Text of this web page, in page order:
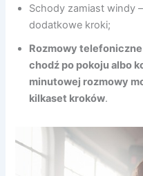
Schody zamiast windy
dodatkowe kroki;
Rozmowy
chodź po pokoju albo
minutowej rozmowy
kilkaset kroków.